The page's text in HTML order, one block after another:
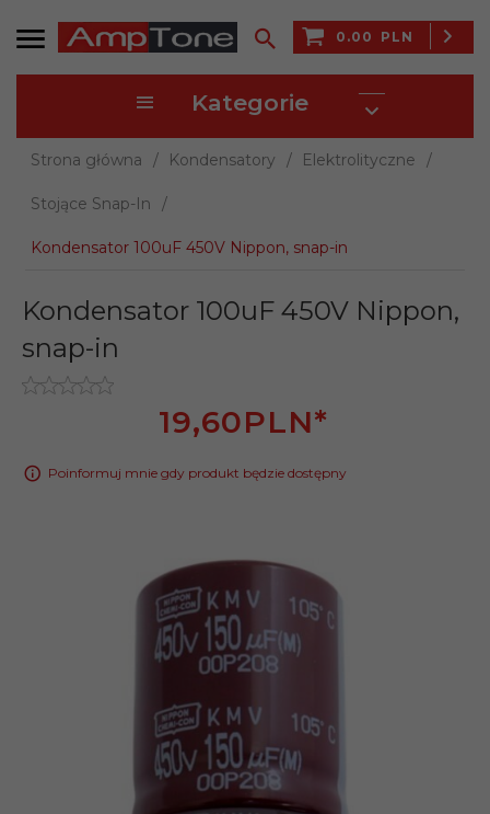
0.00 PLN
Kategorie
Strona główna Kondensatory Elektrolityczne
Stojące Snap-In
Kondensator 100uF 450V Nippon, snap-in
Kondensator 100uF 450V Nippon,
snap-in
19,60PLN*
Poinformuj mnie gdy produkt będzie dostępny